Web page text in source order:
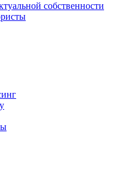
собственности